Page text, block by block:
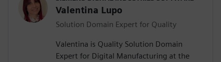
Valentina Lupo
Solution Domain Expert for Quality
Valentina is Quality Solution Domain
Expert for Digital Manufacturing at the